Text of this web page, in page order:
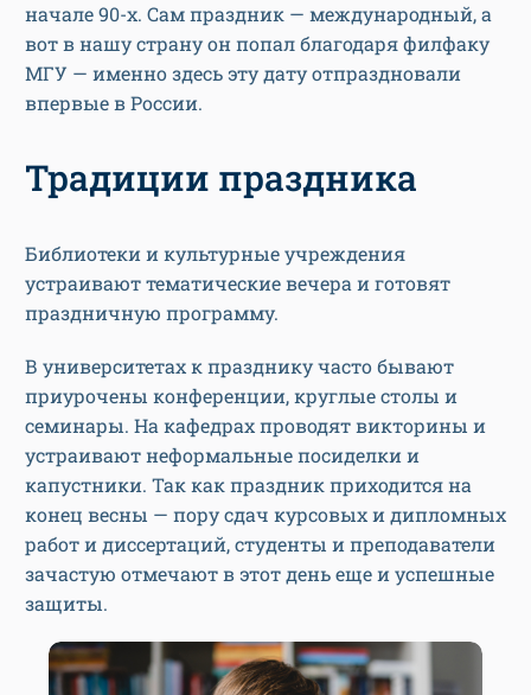
начале 90-х. Сам праздник — международный, а
вот в нашу страну он попал благодаря филфаку
МГУ — именно здесь эту дату отпраздновали
впервые в России.
Традиции праздника
Библиотеки и культурные учреждения
устраивают тематические вечера и готовят
праздничную программу.
В университетах к празднику часто бывают
приурочены конференции, круглые столы и
семинары. На кафедрах проводят викторины и
устраивают неформальные посиделки и
капустники. Так как праздник приходится на
конец весны — пору сдач курсовых и дипломных
работ и диссертаций, студенты и преподаватели
зачастую отмечают в этот день еще и успешные
защиты.